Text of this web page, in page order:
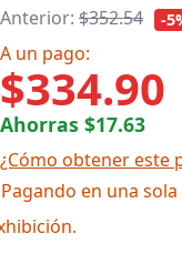
Anterior: $352.54 -
A un pago:
$334.90
Ahorras $17.63
¿Cómo obtener este
en una sola